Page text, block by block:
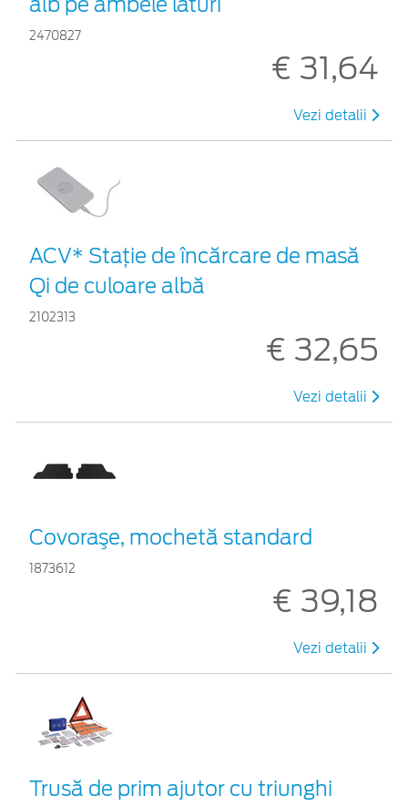
alb pe ambele laturi
2470827
€ 31,64
Vezi detalii
ACV* Stație de încărcare de masă
Qi de culoare albă
2102313
€ 32,65
Vezi detalii
Covoraşe, mochetă standard
1873612
€ 39,18
Vezi detalii
Trusă de prim ajutor cu triunghi